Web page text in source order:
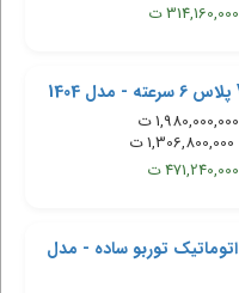
دنا، پلاس EF7 اتوماتیک توربو ساده - مدل